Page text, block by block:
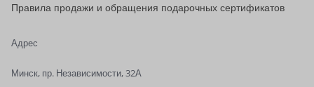
Правила продажи и обращения подарочных сертификатов
Адрес
Минск, пр. Независимости, 32А